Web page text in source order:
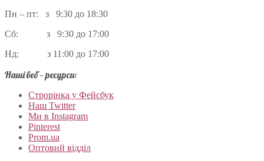
Пн – пт: з 9:30 до 18:30
Сб: з 9:30 до 17:00
Нд: з 11:00 до 17:00
Наші веб – ресурси:
Строрінка у Фейсбук
Наш Twitter
Ми в Instagram
Pinterest
Prom.ua
Оптовий відділ